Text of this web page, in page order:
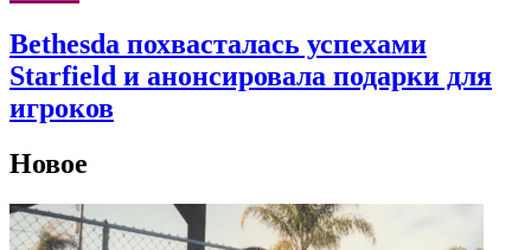
Bethesda похвасталась успехами
Starfield и анонсировала подарки для
игроков
Новое